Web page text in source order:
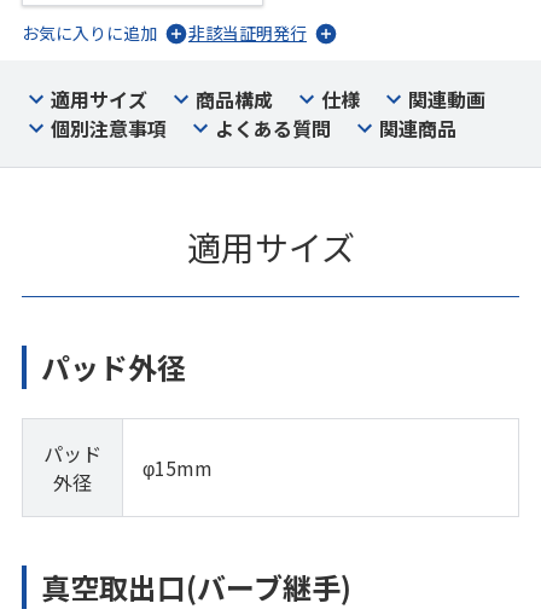
お気に入りに追加
非該当証明発行
適用サイズ 商品構成 仕様
関連動画
個別注意事項
よくある質問 関連商品
適用サイズ
パッド外径
パッド
外径
φ15mm
真空取出口(バーブ継手)